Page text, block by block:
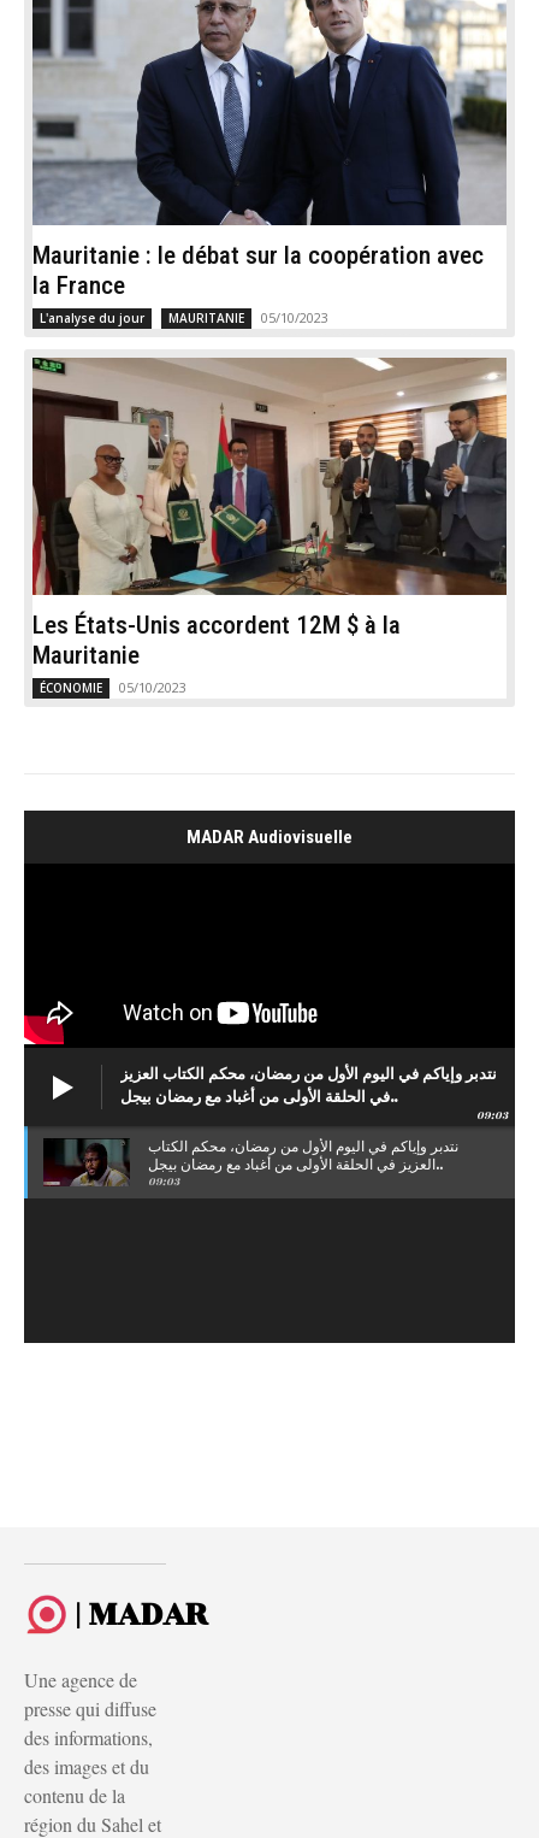
Mauritanie : le débat sur la coopération avec
la France
L'analyse du jour MAURITANIE 05/10/2023
Les États-Unis accordent 12M $ à la
Mauritanie
ÉCONOMIE 05/10/2023
MADAR Audiovisuelle
نتدبر وإياكم في اليوم الأول من رمضان، محكم الكتاب العزيز
في الحلقة الأولى من أغباد مع رمضان بيجل..
09:03
نتدبر وإياكم في اليوم الأول من رمضان، محكم الكتاب
العزيز في الحلقة الأولى من أغباد مع رمضان بيجل..
09:03
| MADAR
Une agence de
presse qui diffuse
des informations,
des images et du
contenu de la
région du Sahel et